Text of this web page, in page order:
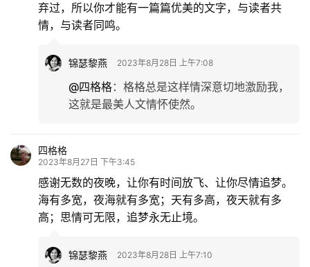
弃过，所以你才能有一篇篇优美的文字，与读者共
情，与读者同鸣。
锦瑟黎燕 2023年8月28日 上午7:08
@四格格： 格格总是这样情深意切地激励我，
这就是最美人文情怀使然。
四格格
2023年8月27日 下午3:45
感谢无数的夜晚，让你有时间放飞、让你尽情追梦。
海有多宽，夜海就有多宽；天有多高，夜天就有多
高；思情可无限，追梦永无止境。
锦瑟黎燕 2023年8月28日 上午7:10